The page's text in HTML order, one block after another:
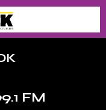
FM